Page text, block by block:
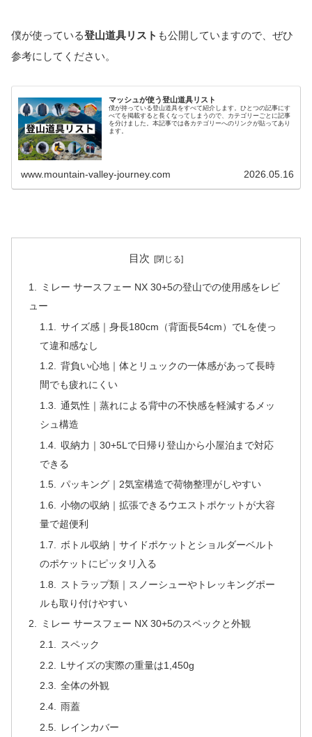
僕が使っている登山道具リスト も公開していますので、ぜひ
参考にしてください。
マッシュが使う登山道具リスト
僕が持っている登山道具をすべて紹介します。ひとつの記事にす
べてを掲載すると長くなってしまうので、カテゴリーごとに記事
を分けました。本記事では各カテゴリーへのリンクが貼ってあり
ます。
www.mountain-valley-journey.com 2026.05.16
目次
ミレー サースフェー NX 30+5の登山での使用感をレビ
ュー
サイズ感｜身長180cm（背面長54cm）でLを使っ
て違和感なし
背負い心地｜体とリュックの一体感があって長時
間でも疲れにくい
通気性｜蒸れによる背中の不快感を軽減するメッ
シュ構造
収納力｜30+5Lで日帰り登山から小屋泊まで対応
できる
パッキング｜2気室構造で荷物整理がしやすい
小物の収納｜拡張できるウエストポケットが大容
量で超便利
ボトル収納｜サイドポケットとショルダーベルト
のポケットにピッタリ入る
ストラップ類｜スノーシューやトレッキングポー
ルも取り付けやすい
ミレー サースフェー NX 30+5のスペックと外観
スペック
Lサイズの実際の重量は1,450g
全体の外観
雨蓋
レインカバー